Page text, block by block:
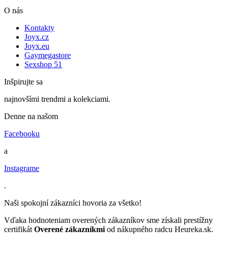
O nás
Kontakty
Joyx.cz
Joyx.eu
Gaymegastore
Sexshop 51
Inšpirujte sa
najnovšími trendmi a kolekciami.
Denne na našom
Facebooku
a
Instagrame
.
Naši spokojní zákazníci hovoria za všetko!
Vďaka hodnoteniam overených zákazníkov sme získali prestížny
certifikát Overené zákazníkmi od nákupného radcu Heureka.sk.